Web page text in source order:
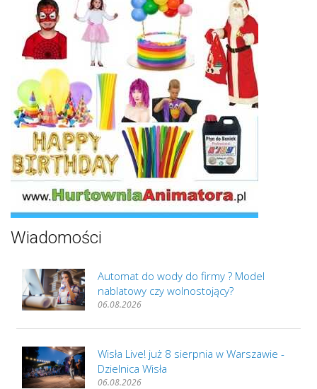
Wiadomości
Automat do wody do firmy ? Model
nablatowy czy wolnostojący?
06.08.2026
Wisła Live! już 8 sierpnia w Warszawie -
Dzielnica Wisła
06.08.2026